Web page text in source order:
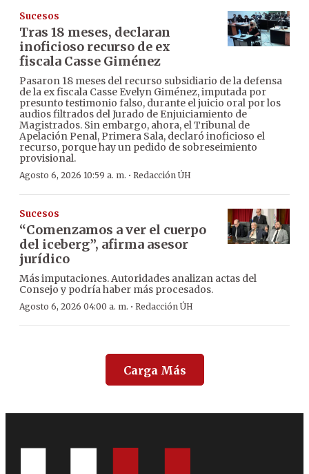
Sucesos
Tras 18 meses, declaran
inoficioso recurso de ex
fiscala Casse Giménez
Pasaron 18 meses del recurso subsidiario de la defensa
de la ex fiscala Casse Evelyn Giménez, imputada por
presunto testimonio falso, durante el juicio oral por los
audios filtrados del Jurado de Enjuiciamiento de
Magistrados. Sin embargo, ahora, el Tribunal de
Apelación Penal, Primera Sala, declaró inoficioso el
recurso, porque hay un pedido de sobreseimiento
provisional.
Agosto 6, 2026 10:59 a. m. · Redacción ÚH
Sucesos
“Comenzamos a ver el cuerpo
del iceberg”, afirma asesor
jurídico
Más imputaciones. Autoridades analizan actas del
Consejo y podría haber más procesados.
Agosto 6, 2026 04:00 a. m. · Redacción ÚH
Carga Más